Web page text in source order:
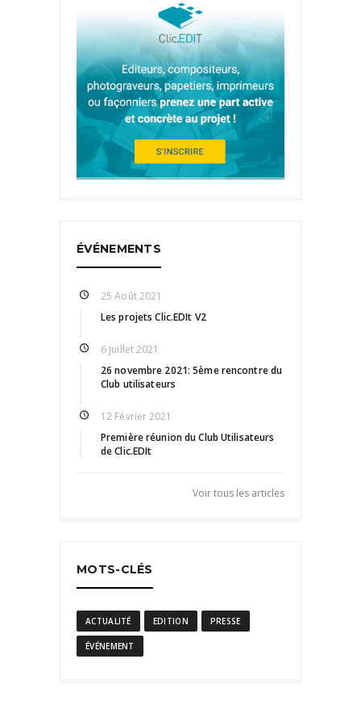
ÉVÉNEMENTS
25 Août 2021
Les projets Clic.EDIt V2
6 Juillet 2021
26 novembre 2021: 5ème rencontre du
Club utilisateurs
12 Février 2021
Première réunion du Club Utilisateurs
de Clic.EDIt
Voir tous les articles
MOTS-CLÉS
ACTUALITÉ EDITION PRESSE
ÉVÉNEMENT